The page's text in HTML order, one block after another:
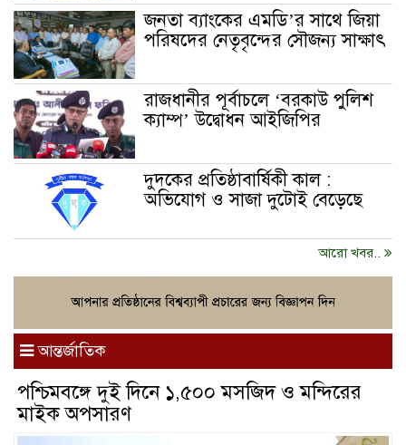
জনতা ব্যাংকের এমডি’র সাথে জিয়া
পরিষদের নেতৃবৃন্দের সৌজন্য সাক্ষাৎ
রাজধানীর পূর্বাচলে ‘বরকাউ পুলিশ
ক্যাম্প’ উদ্বোধন আইজিপির
দুদকের প্রতিষ্ঠাবার্ষিকী কাল :
অভিযোগ ও সাজা দুটোই বেড়েছে
আরো খবর..
আন্তর্জাতিক
পশ্চিমবঙ্গে দুই দিনে ১,৫০০ মসজিদ ও মন্দিরের
মাইক অপসারণ